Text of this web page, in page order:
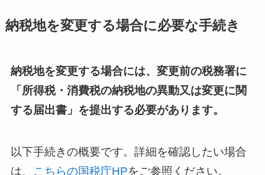
納税地を変更する場合に必要な手続き
納税地を変更する場合には、変更前の税務署に
「所得税・消費税の納税地の異動又は変更に関
する届出書」を提出する必要があります。
以下手続きの概要です。詳細を確認したい場合
は、 こちらの国税庁HPをご参照ください。